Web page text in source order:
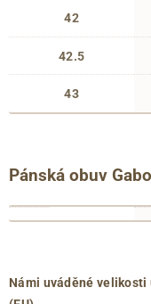
42
42.5
43
Pánská obuv
francouzské
40.5
Námi uváděné